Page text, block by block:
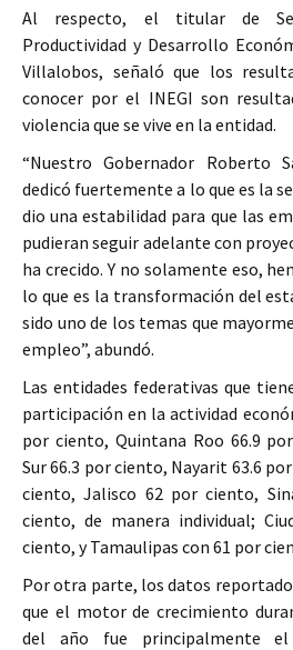
Al respecto, el titular de
Productividad y Desarrollo
Villalobos, señaló que los
conocer por el INEGI son
violencia que se vive en la entidad.
“Nuestro Gobernador Roberto
dedicó fuertemente a lo que es la
dio una estabilidad para que las
pudieran seguir adelante con
ha crecido. Y no solamente eso,
lo que es la transformación del
sido uno de los temas que
empleo”, abundó.
Las entidades federativas que
participación en la actividad
por ciento, Quintana Roo 66.9
Sur 66.3 por ciento, Nayarit 63.6
ciento, Jalisco 62 por ciento,
ciento, de manera individual;
ciento, y Tamaulipas con 61 por
Por otra parte, los datos
que el motor de crecimiento
del año fue principalmente